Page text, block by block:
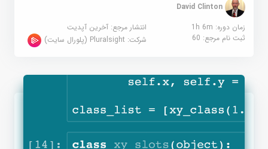
David Clinton
زمان دوره: 1h 6m
انتشار مرجع:آخرین آپدیت
ثبت نام مرجع:60 شرکت:Pluralsight (پلورال سایت)